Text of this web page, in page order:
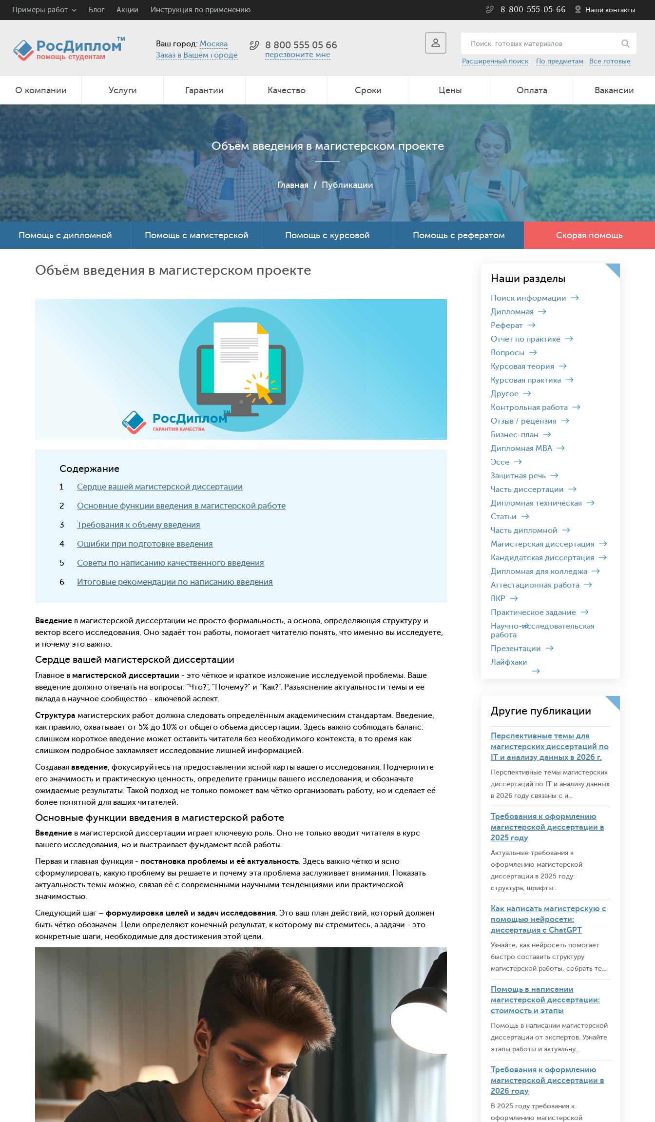
Примеры работ Блог Акции Инструкция по применению 8-800-555-05-66 Наши контакты
Ваш город: Москва
Заказ в Вашем городе
8 800 555 05 66
перезвоните мне
Расширенный поиск По предметам Все готовые
О компании Услуги Гарантии Качество Сроки Цены Оплата Вакансии
Объём введения в магистерском проекте
Главная / Публикации
Помощь с дипломной Помощь с магистерской Помощь с курсовой Помощь с рефератом Скорая помощь
Объём введения в магистерском проекте
Содержание
Сердце вашей магистерской диссертации
Основные функции введения в магистерской работе
Требования к объёму введения
Ошибки при подготовке введения
Советы по написанию качественного введения
Итоговые рекомендации по написанию введения
Введение в магистерской диссертации не просто формальность, а основа, определяющая структуру и
вектор всего исследования. Оно задаёт тон работы, помогает читателю понять, что именно вы исследуете,
и почему это важно.
Сердце вашей магистерской диссертации
Главное в магистерской диссертации - это чёткое и краткое изложение исследуемой проблемы. Ваше
введение должно отвечать на вопросы: "Что?", "Почему?" и "Как?". Разъяснение актуальности темы и её
вклада в научное сообщество - ключевой аспект.
Структура магистерских работ должна следовать определённым академическим стандартам. Введение,
как правило, охватывает от 5% до 10% от общего объёма диссертации. Здесь важно соблюдать баланс:
слишком короткое введение может оставить читателя без необходимого контекста, в то время как
слишком подробное захламляет исследование лишней информацией.
Создавая введение , фокусируйтесь на предоставлении ясной карты вашего исследования. Подчеркните
его значимость и практическую ценность, определите границы вашего исследования, и обозначьте
ожидаемые результаты. Такой подход не только поможет вам чётко организовать работу, но и сделает её
более понятной для ваших читателей.
Основные функции введения в магистерской работе
Введение в магистерской диссертации играет ключевую роль. Оно не только вводит читателя в курс
вашего исследования, но и выстраивает фундамент всей работы.
Первая и главная функция - постановка проблемы и её актуальность. Здесь важно чётко и ясно
сформулировать, какую проблему вы решаете и почему эта проблема заслуживает внимания. Показать
актуальность темы можно, связав её с современными научными тенденциями или практической
значимостью.
Следующий шаг – формулировка целей и задач исследования. Это ваш план действий, который должен
быть чётко обозначен. Цели определяют конечный результат, к которому вы стремитесь, а задачи - это
конкретные шаги, необходимые для достижения этой цели.
Наши разделы
Поиск информации
Дипломная
Реферат
Отчет по практике
Вопросы
Курсовая теория
Курсовая практика
Другое
Контрольная работа
Отзыв / рецензия
Бизнес-план
Дипломная MBA
Эссе
Защитная речь
Часть диссертации
Дипломная техническая
Статьи
Часть дипломной
Магистерская диссертация
Кандидатская диссертация
Дипломная для колледжа
Аттестационная работа
ВКР
Практическое задание
Научно-исследовательская
работа
Презентации
Лайфхаки
Другие публикации
Перспективные темы для
магистерских диссертаций по
IT и анализу данных в 2026 г.
Перспективные темы магистерских
диссертаций по IT и анализу данных
в 2026 году связаны с и...
Требования к оформлению
магистерской диссертации в
2025 году
Актуальные требования к
оформлению магистерской
диссертации в 2025 году:
структура, шрифты...
Как написать магистерскую с
помощью нейросети:
диссертация с ChatGPT
Узнайте, как нейросеть помогает
быстро составить структуру
магистерской работы, собрать те...
Помощь в написании
магистерской диссертации:
стоимость и этапы
Помощь в написании магистерской
диссертации от экспертов. Узнайте
этапы работы и актуальну...
Требования к оформлению
магистерской диссертации в
2026 году
В 2025 году требования к
оформлению магистерской